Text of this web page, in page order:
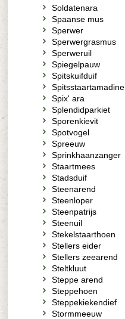
Soldatenara
Spaanse mus
Sperwer
Sperwergrasmus
Sperweruil
Spiegelpauw
Spitskuifduif
Spitsstaartamadine
Spix' ara
Splendidparkiet
Sporenkievit
Spotvogel
Spreeuw
Sprinkhaanzanger
Staartmees
Stadsduif
Steenarend
Steenloper
Steenpatrijs
Steenuil
Stekelstaarthoen
Stellers eider
Stellers zeearend
Steltkluut
Steppe arend
Steppehoen
Steppekiekendief
Stormmeeuw